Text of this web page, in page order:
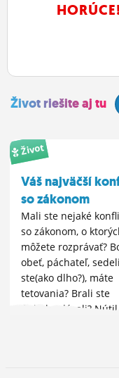
HORÚCE!
Život riešite aj tu
Život
Váš najväčší
so zákonom
Mali ste nejaké
so zákonom, o
môžete rozprávať?
obeť, páchateľ, sedeli
ste(ako dlho?), máte
tetovania? Brali ste
úplatky, dávali? Nútil